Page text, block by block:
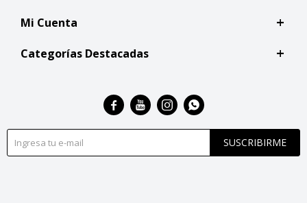
Mi Cuenta
Categorías Destacadas
SUSCRIBIRME
   